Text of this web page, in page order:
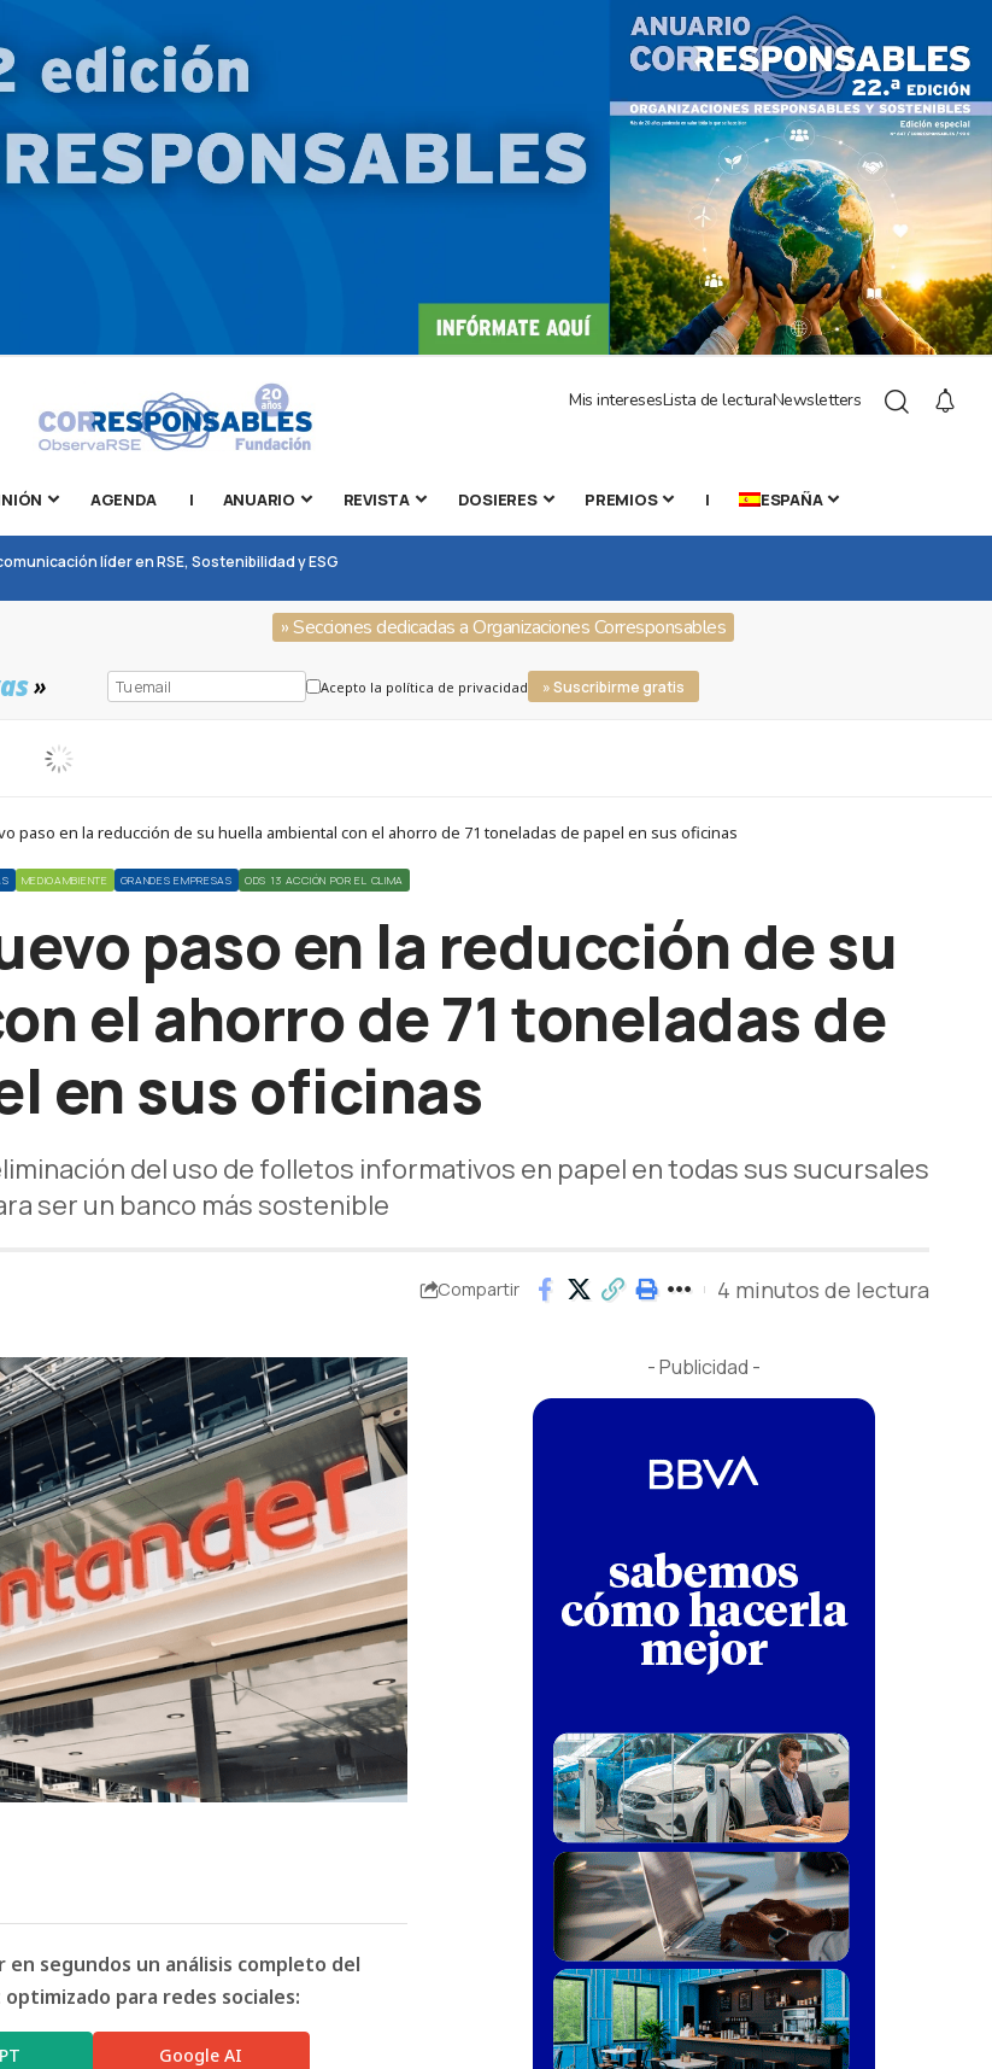
Mis interesesLista de lecturaNewsletters
AGENDA | ANUARIO REVISTA DOSIERES PREMIOS | ESPAÑA
líder en RSE, Sostenibilidad y ESG
» Secciones dedicadas a Organizaciones Corresponsables
» Acepto la política de privacidad » Suscribirme gratis
paso en la reducción de su huella ambiental con el ahorro de 71 toneladas de papel en sus oficinas
MEDIOAMBIENTE GRANDES EMPRESAS ODS 13 ACCIÓN POR EL CLIMA
paso en la reducción de su
el ahorro de 71 toneladas de
en sus oficinas
del uso de folletos informativos en papel en todas sus sucursales
ser un banco más sostenible
Compartir 4 minutos de lectura
segundos un análisis completo del
para redes sociales:
Google AI
- Publicidad -